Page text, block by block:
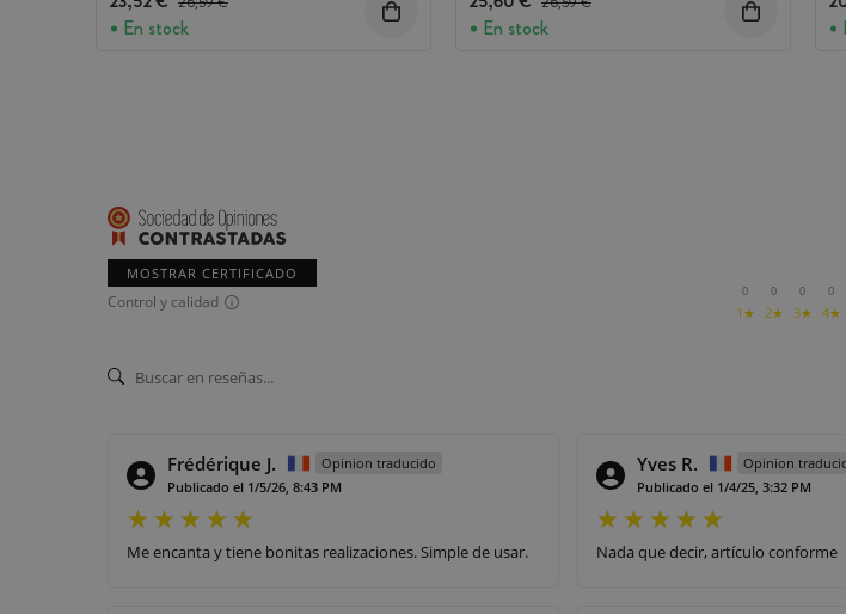
En stock En stock
MOSTRAR CERTIFICADO
Control y calidad
0
1★
0
2★
0
3★
0
4★
Frédérique J.
Opinion traducido
Publicado el 1/5/26, 8:43 PM
Me encanta y tiene bonitas realizaciones. Simple de usar.
Yves R.
Opinion
Publicado el 1/4/25, 3:32 PM
Nada que decir, artículo conforme